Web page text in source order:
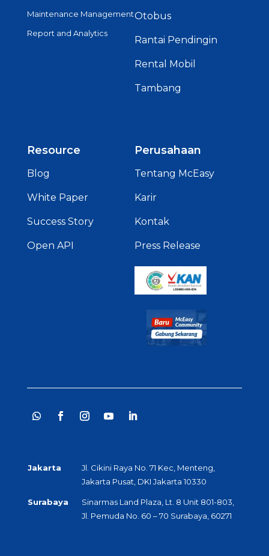
Maintenance Management
Report and Analytics
Otobus
Rantai Pendingin
Rental Mobil
Tambang
Resource
Blog
White Paper
Success Story
Open API
Perusahaan
Tentang McEasy
Karir
Kontak
Press Release
Jakarta
Jl. Cikini Raya No. 71 Kec, Menteng,
Jakarta Pusat, DKI Jakarta 10330
Surabaya
Sinarmas Land Plaza, Lt. 8 Unit 801-803,
Jl. Pemuda No. 60 – 70 Surabaya, 60271